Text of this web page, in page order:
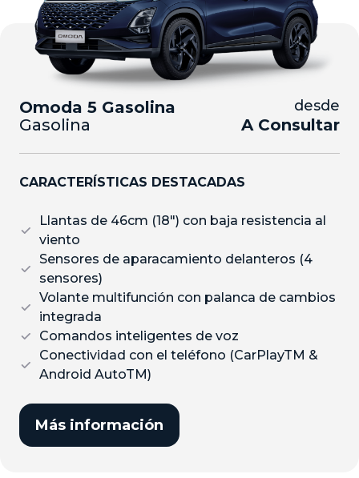
Omoda 5 Gasolina
Gasolina
desde
A Consultar
CARACTERÍSTICAS DESTACADAS
Llantas de 46cm (18″) con baja resistencia al
viento
Sensores de aparacamiento delanteros (4
sensores)
Volante multifunción con palanca de cambios
integrada
Comandos inteligentes de voz
Conectividad con el teléfono (CarPlayTM &
Android AutoTM)
Más información